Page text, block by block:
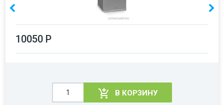
10050 Р
В КОРЗИНУ